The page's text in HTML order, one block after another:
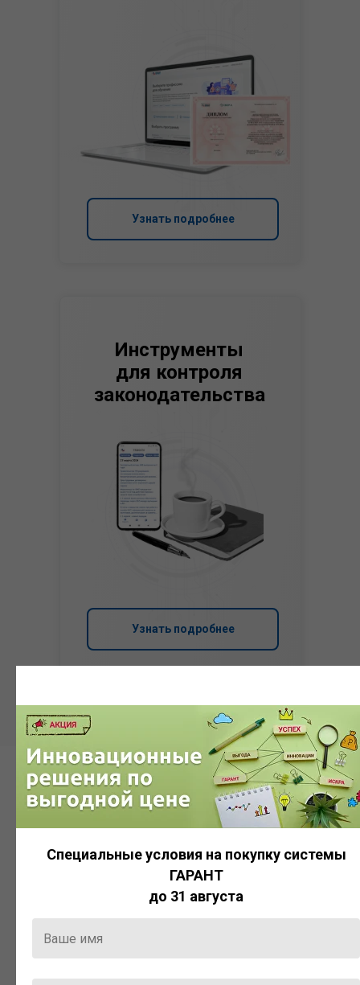
Узнать подробнее
Инструменты
для контроля
законодательства
Узнать подробнее
Компания «Гарант» стала
Система
ГАРАНТ
Актуальная правовая информация
и инструменты для максимально
эффективной работы с ней.
Специальные условия на покупку системы
ГАРАНТ
до 31 августа